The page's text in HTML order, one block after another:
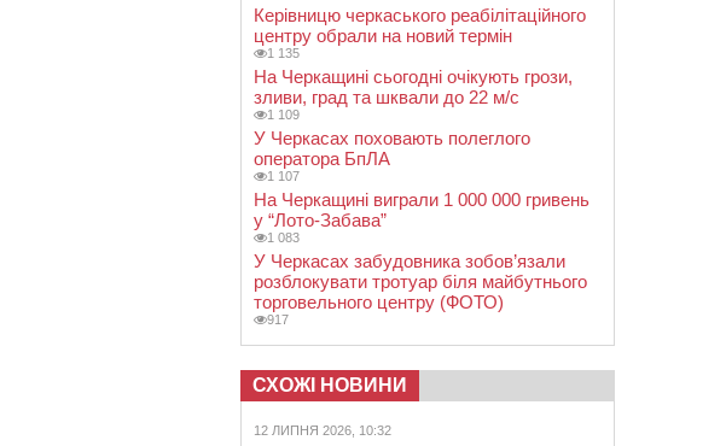
Керівницю черкаського реабілітаційного
центру обрали на новий термін
1 135
На Черкащині сьогодні очікують грози,
зливи, град та шквали до 22 м/с
1 109
У Черкасах поховають полеглого
оператора БпЛА
1 107
На Черкащині виграли 1 000 000 гривень
у “Лото-Забава”
1 083
У Черкасах забудовника зобов’язали
розблокувати тротуар біля майбутнього
торговельного центру (ФОТО)
917
СХОЖІ НОВИНИ
12 ЛИПНЯ 2026, 10:32